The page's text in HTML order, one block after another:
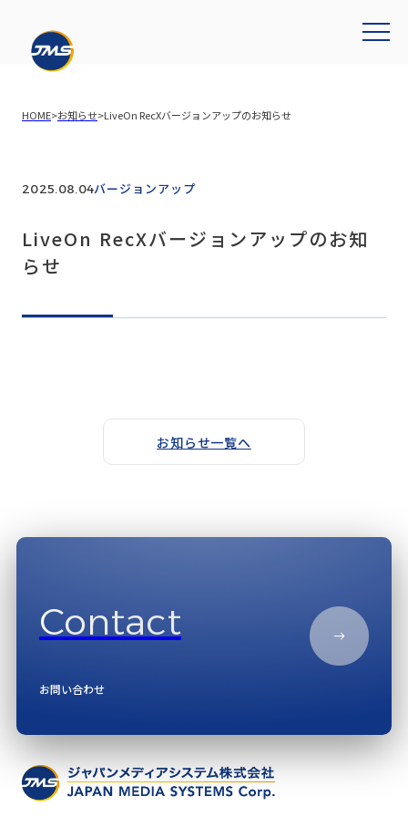
HOME>お知らせ>LiveOn RecXバージョンアップのお知らせ
2025.08.04バージョンアップ
LiveOn RecXバージョンアップのお知
らせ
お知らせ一覧へ
Contact
お問い合わせ